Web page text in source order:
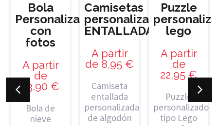
Bola
Personalizada
con
fotos
A partir
de
13,90 €
Bola de
nieve
Camisetas
personalizadas
ENTALLADAS
A partir
de 8,95 €
Camiseta
entallada
personalizada
de algodón
Puzzle
lego
A partir
de
22,95€
Puzzle
personalizado
tipo Lego